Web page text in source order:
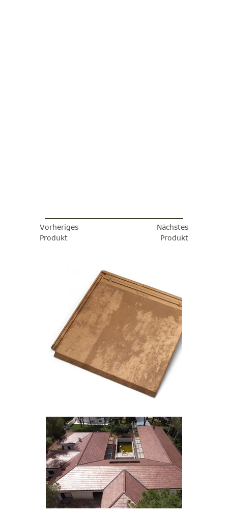
Vorheriges
Produkt
Nächstes
Produkt